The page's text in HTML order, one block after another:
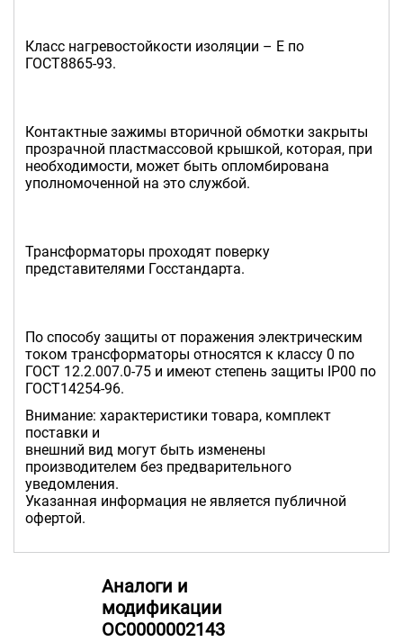
Класс нагревостойкости изоляции – Е по
ГОСТ8865-93.
Контактные зажимы вторичной обмотки закрыты
прозрачной пластмассовой крышкой, которая, при
необходимости, может быть опломбирована
уполномоченной на это службой.
Трансформаторы проходят поверку
представителями Госстандарта.
По способу защиты от поражения электрическим
током трансформаторы относятся к классу 0 по
ГОСТ 12.2.007.0-75 и имеют степень защиты IP00 по
ГОСТ14254-96.
Внимание: характеристики товара, комплект
поставки и
внешний вид могут быть изменены
производителем без предварительного
уведомления.
Указанная информация не является публичной
офертой.
Аналоги и
модификации
ОС0000002143